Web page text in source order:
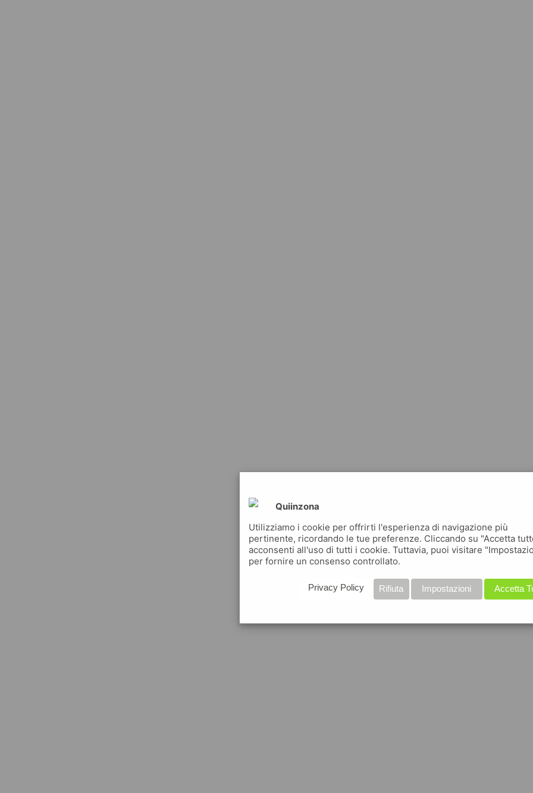
Quiinzona
Utilizziamo i cookie per offrirti l'esperienza di navigazione più
pertinente, ricordando le tue preferenze. Cliccando su "Accetta
acconsenti all'uso di tutti i cookie. Tuttavia, puoi visitare
per fornire un consenso controllato.
Accetta
Impostazioni
Rifiuta
Privacy Policy